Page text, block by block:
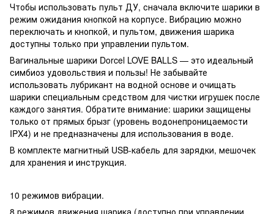
Чтобы использовать пульт ДУ, сначала включите шарики в
режим ожидания кнопкой на корпусе. Вибрацию можно
переключать и кнопкой, и пультом, движения шарика
доступны только при управлении пультом.
Вагинальные шарики Dorcel LOVE BALLS — это идеальный
симбиоз удовольствия и пользы! Не забывайте
использовать лубрикант на водной основе и очищать
шарики специальным средством для чистки игрушек после
каждого занятия. Обратите внимание: шарики защищены
только от прямых брызг (уровень водонепроницаемости
IPX4) и не предназначены для использования в воде.
В комплекте магнитный USB-кабель для зарядки, мешочек
для хранения и инструкция.
10 режимов вибрации.